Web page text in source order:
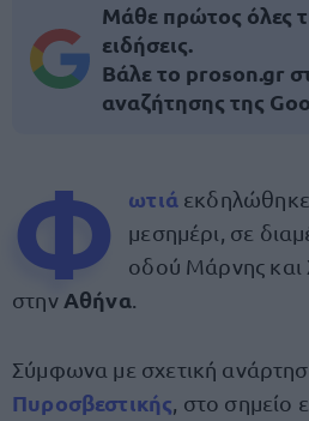
Μάθε πρώτος όλες
ειδήσεις.
Βάλε το proson.gr
αναζήτησης της
Φ ωτιά
μεσημέρι, σε
οδού Μάρνης και
στην Αθήνα
Σύμφωνα με σχετική
Πυροσβεστικής , στο σημείο